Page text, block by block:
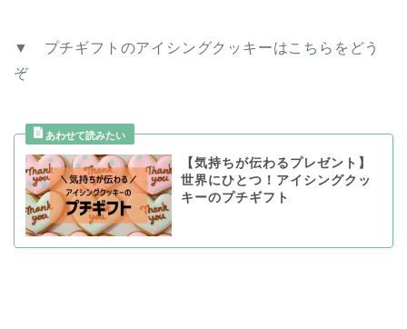
▼ プチギフトのアイシングクッキーはこちらをどう
ぞ
【気持ちが伝わるプレゼント】
世界にひとつ！アイシングクッ
キーのプチギフト